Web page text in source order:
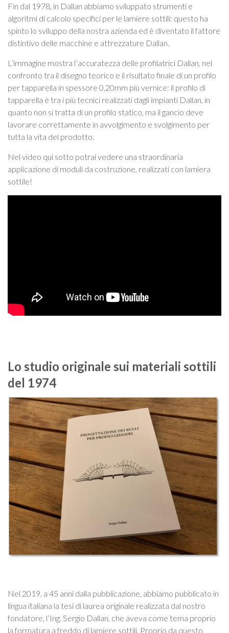
Fin dal 1978, in Dallan abbiamo sviluppato strumenti e
algoritmi di calcolo specifici per le lamiere sottili: questo ha
spinto lo sviluppo della nostra azienda ed è diventato il fattore
distintivo delle macchine e attrezzature Dallan.
L’immagine mostra l’accuratezza delle profilatrici Dallan, nel
confronto tra il disegno teorico e il risultato finale di un profilo
per tapparella in spessore 0,20mm più vernice: il profilo di
tapparella è tra i più tecnici realizzati dagli impianti Dallan, in
quanto non si tratta di un profilo statico, ma il gancio deve
lavorare correttamente in avvolgimento e svolgimento per
tutta la vita del prodotto.
Nel video qui sotto potrai vedere una straordinaria
applicazione di moduli da costruzione, realizzati con lamiera
sottile!
Lo studio originale sui materiali sottili
del 1974
Nel 2019, a 45 anni dalla pubblicazione, abbiamo pubblicato in
lingua italiana la tesi di laurea originale realizzata dal nostro
fondatore, l’Ing. Sergio Dallan, che aveva come tema proprio
la formatura a freddo di lamiere sottili. Proprio da questo